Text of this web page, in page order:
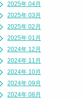
2025年 04月
2025年 03月
2025年 02月
2025年 01月
2024年 12月
2024年 11月
2024年 10月
2024年 09月
2024年 08月